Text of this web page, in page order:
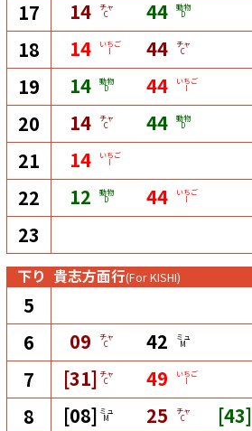
17 14 チャ
C 44 動物
D
18 14 いちご
I 44 チャ
C
19 14 動物
D 44 いちご
I
20 14 チャ
C 44 動物
D
21 14 いちご
I
22 12 動物
D 44 いちご
I
23
下り 貴志方面行(For KISHI)
5
6
09 チャ
C 42 ミュ
M
7 [31] チャ
C 49 いちご
I
8 [08] ミュ
M 25 チャ
C [43]